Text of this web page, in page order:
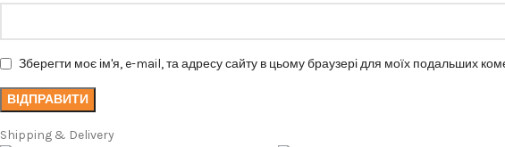
Зберегти моє ім'я, e-mail, та адресу сайту в цьому браузері для моїх подальших
Shipping & Delivery